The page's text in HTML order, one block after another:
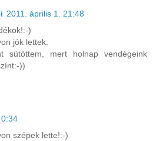
2011. április 1. 21:48
)
jók lettek.
sütöttem, mert holnap vendégeink
))
szépek lette!:-)